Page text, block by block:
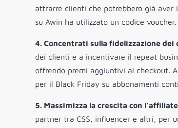
attrarre clienti che potrebbero già aver
su Awin ha utilizzato un codice voucher.
4. Concentrati sulla fidelizzazione dei
dei clienti e a incentivare il repeat
offrendo premi aggiuntivi al checkout.
per il Black Friday su abbonamenti
5. Massimizza la crescita con
partner tra CSS, influencer e altri, per